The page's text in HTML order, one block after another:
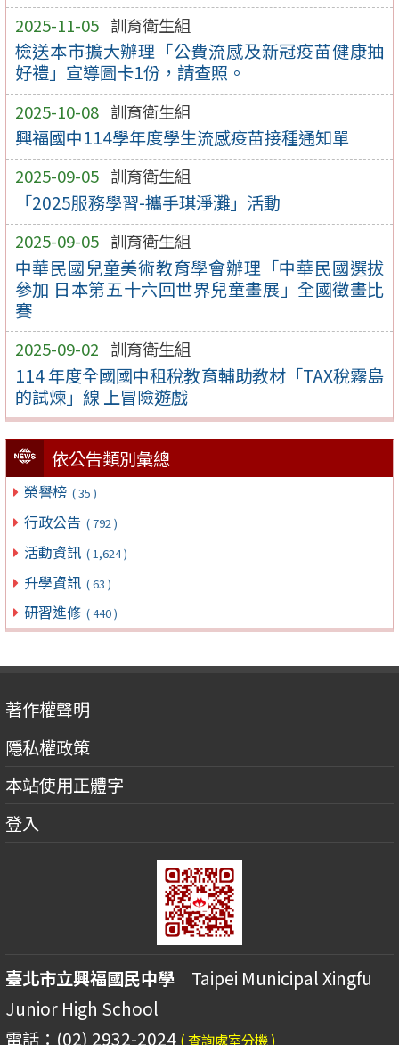
2025-11-05 訓育衛生組
檢送本市擴大辦理「公費流感及新冠疫苗健康抽
好禮」宣導圖卡1份，請查照。
2025-10-08 訓育衛生組
興福國中114學年度學生流感疫苗接種通知單
2025-09-05 訓育衛生組
「2025服務學習-攜手琪淨灘」活動
2025-09-05 訓育衛生組
中華民國兒童美術教育學會辦理「中華民國選拔
參加 日本第五十六回世界兒童畫展」全國徵畫比
賽
2025-09-02 訓育衛生組
114 年度全國國中租稅教育輔助教材「TAX稅霧島
的試煉」線 上冒險遊戲
依公告類別彙總
榮譽榜 ( 35 )
行政公告 ( 792 )
活動資訊 ( 1,624 )
升學資訊 ( 63 )
研習進修 ( 440 )
著作權聲明
隱私權政策
本站使用正體字
登入
臺北市立興福國民中學 Taipei Municipal Xingfu
Junior High School
電話：(02) 2932-2024 ( 查詢處室分機 )